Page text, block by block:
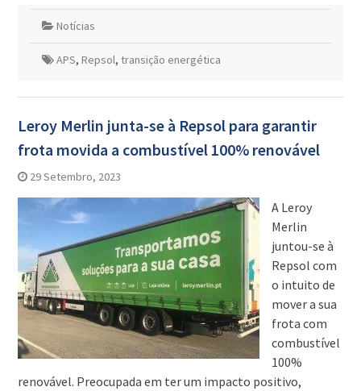
Notícias
APS, Repsol, transição energética
Leroy Merlin junta-se à Repsol para garantir
frota movida a combustível 100% renovável
29 Setembro, 2023
A Leroy
Merlin
juntou-se à
Repsol com
o intuito de
mover a sua
frota com
combustível
100%
renovável. Preocupada em ter um impacto positivo,